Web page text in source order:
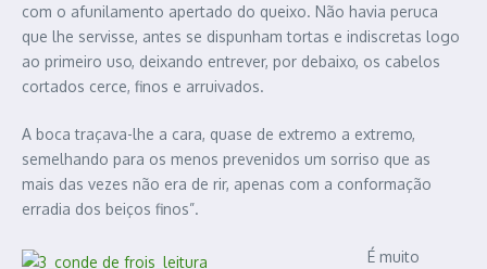
com o afunilamento apertado do queixo. Não havia peruca
que lhe servisse, antes se dispunham tortas e indiscretas logo
ao primeiro uso, deixando entrever, por debaixo, os cabelos
cortados cerce, finos e arruivados.
A boca traçava-lhe a cara, quase de extremo a extremo,
semelhando para os menos prevenidos um sorriso que as
mais das vezes não era de rir, apenas com a conformação
erradia dos beiços finos”.
É muito